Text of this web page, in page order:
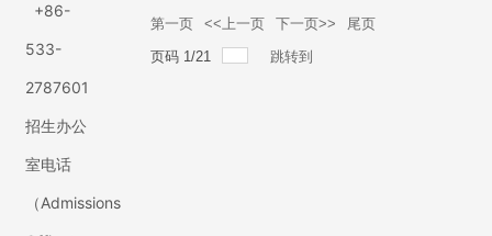
+86-
533-
2787601
招生办公
室电话
（Admissions
第一页
<<上一页 下一页>>
尾页
页码 1/21 跳转到